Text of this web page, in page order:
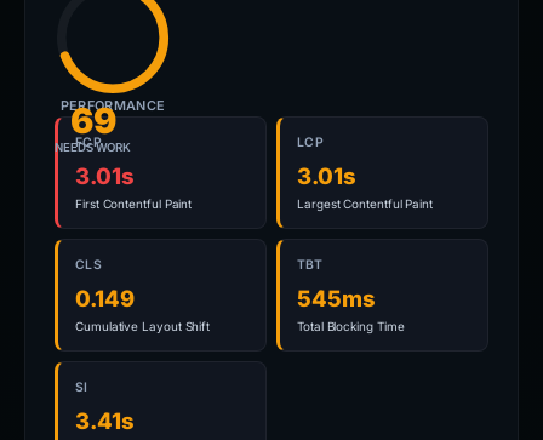
69
NEEDS WORK
PERFORMANCE
FCP
3.01s
First Contentful Paint
LCP
3.01s
Largest Contentful Paint
CLS
0.149
Cumulative Layout Shift
TBT
545ms
Total Blocking Time
SI
3.41s